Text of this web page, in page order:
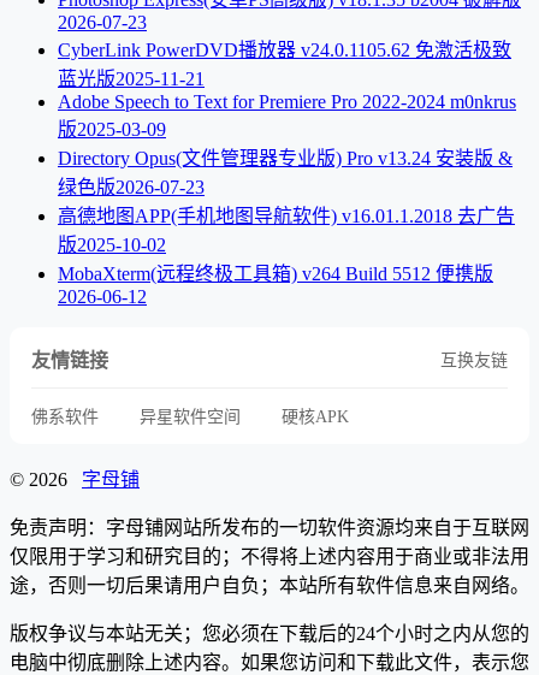
2026-07-23
CyberLink PowerDVD播放器 v24.0.1105.62 免激活极致
蓝光版2025-11-21
Adobe Speech to Text for Premiere Pro 2022-2024 m0nkrus
版2025-03-09
Directory Opus(文件管理器专业版) Pro v13.24 安装版 &
绿色版2026-07-23
高德地图APP(手机地图导航软件) v16.01.1.2018 去广告
版2025-10-02
MobaXterm(远程终极工具箱) v264 Build 5512 便携版
2026-06-12
友情链接 互换友链
佛系软件 异星软件空间 硬核APK
© 2026 字母铺
免责声明：字母铺网站所发布的一切软件资源均来自于互联网
仅限用于学习和研究目的；不得将上述内容用于商业或非法用
途，否则一切后果请用户自负；本站所有软件信息来自网络。
版权争议与本站无关；您必须在下载后的24个小时之内从您的
电脑中彻底删除上述内容。如果您访问和下载此文件，表示您